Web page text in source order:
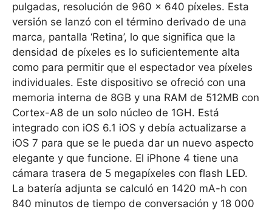
pulgadas, resolución de 960 x 640 píxeles. Esta
versión se lanzó con el término derivado de una
marca, pantalla ‘Retina’, lo que significa que la
densidad de píxeles es lo suficientemente alta
como para permitir que el espectador vea píxeles
individuales. Este dispositivo se ofreció con una
memoria interna de 8GB y una RAM de 512MB con
Cortex-A8 de un solo núcleo de 1GH. Está
integrado con iOS 6.1 iOS y debía actualizarse a
iOS 7 para que se le pueda dar un nuevo aspecto
elegante y que funcione. El iPhone 4 tiene una
cámara trasera de 5 megapíxeles con flash LED.
La batería adjunta se calculó en 1420 mA-h con
840 minutos de tiempo de conversación y 18 000